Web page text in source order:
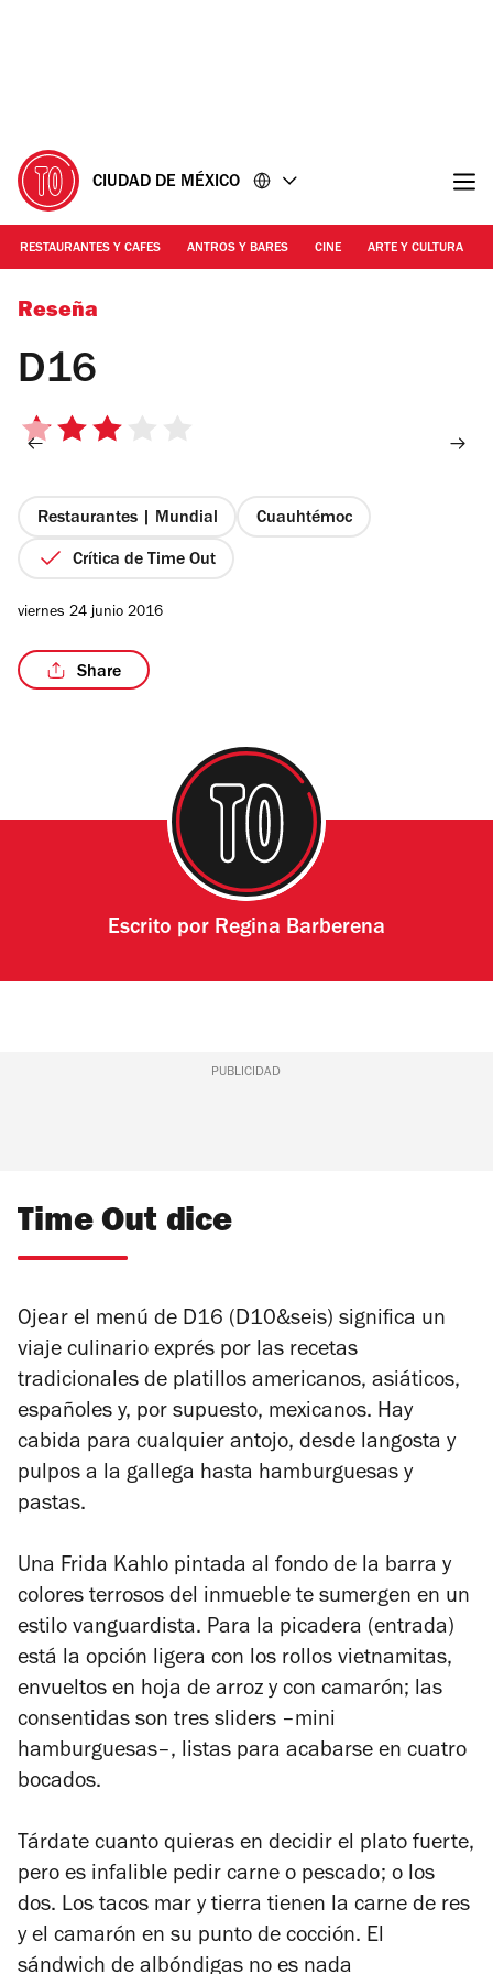
CIUDAD DE MÉXICO
RESTAURANTES Y CAFES ANTROS Y BARES CINE ARTE Y CULTURA
Foto: Alejandra Carbajal
Reseña
D16
3
estrellas
Restaurantes | Mundial Cuauhtémoc
Crítica de Time Out
viernes 24 junio 2016
Share
Escrito por Regina Barberena
PUBLICIDAD
Time Out dice
Ojear el menú de D16 (D10&seis) significa un
viaje culinario exprés por las recetas
tradicionales de platillos americanos, asiáticos,
españoles y, por supuesto, mexicanos. Hay
cabida para cualquier antojo, desde langosta y
pulpos a la gallega hasta hamburguesas y
pastas.
Una Frida Kahlo pintada al fondo de la barra y
colores terrosos del inmueble te sumergen en un
estilo vanguardista. Para la picadera (entrada)
está la opción ligera con los rollos vietnamitas,
envueltos en hoja de arroz y con camarón; las
consentidas son tres sliders –mini
hamburguesas–, listas para acabarse en cuatro
bocados.
Tárdate cuanto quieras en decidir el plato fuerte,
pero es infalible pedir carne o pescado; o los
dos. Los tacos mar y tierra tienen la carne de res
y el camarón en su punto de cocción. El
sándwich de albóndigas no es nada